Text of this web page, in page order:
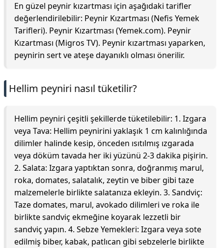
En güzel peynir kızartması için aşağıdaki tarifler
değerlendirilebilir: Peynir Kızartması (Nefis Yemek
Tarifleri). Peynir Kızartması (Yemek.com). Peynir
Kızartması (Migros TV). Peynir kızartması yaparken,
peynirin sert ve ateşe dayanıklı olması önerilir.
Hellim peyniri nasıl tüketilir?
Hellim peyniri çeşitli şekillerde tüketilebilir: 1. Izgara
veya Tava: Hellim peynirini yaklaşık 1 cm kalınlığında
dilimler halinde kesip, önceden ısıtılmış ızgarada
veya döküm tavada her iki yüzünü 2-3 dakika pişirin.
2. Salata: Izgara yaptıktan sonra, doğranmış marul,
roka, domates, salatalık, zeytin ve biber gibi taze
malzemelerle birlikte salatanıza ekleyin. 3. Sandviç:
Taze domates, marul, avokado dilimleri ve roka ile
birlikte sandviç ekmeğine koyarak lezzetli bir
sandviç yapın. 4. Sebze Yemekleri: Izgara veya sote
edilmiş biber, kabak, patlıcan gibi sebzelerle birlikte